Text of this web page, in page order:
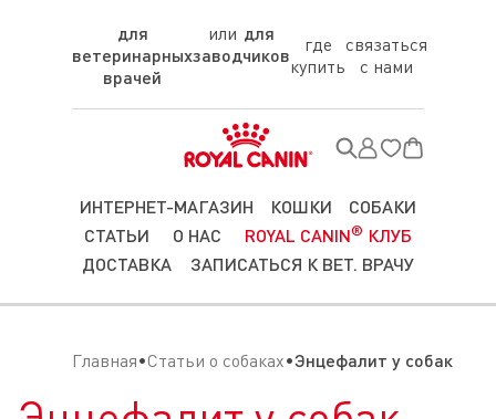
для
ветеринарных
врачей
для
заводчиков
где
купить
связаться
с нами
ИНТЕРНЕТ-МАГАЗИН КОШКИ
СОБАКИ
СТАТЬИ
О НАС ROYAL CANIN® КЛУБ
ДОСТАВКА
ЗАПИСАТЬСЯ К ВЕТ. ВРАЧУ
Главная Статьи о собаках Энцефалит у собак